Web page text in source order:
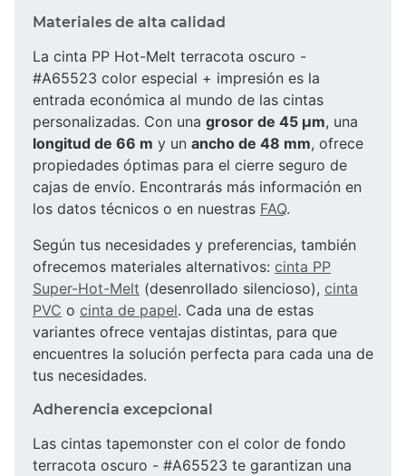
Materiales de alta calidad
La cinta PP Hot-Melt terracota oscuro -
#A65523 color especial + impresión es la
entrada económica al mundo de las cintas
personalizadas. Con una grosor de 45 µm, una
longitud de 66 m y un ancho de 48 mm, ofrece
propiedades óptimas para el cierre seguro de
cajas de envío. Encontrarás más información en
los datos técnicos o en nuestras FAQ.
Según tus necesidades y preferencias, también
ofrecemos materiales alternativos: cinta PP
Super-Hot-Melt (desenrollado silencioso), cinta
PVC o cinta de papel. Cada una de estas
variantes ofrece ventajas distintas, para que
encuentres la solución perfecta para cada una de
tus necesidades.
Adherencia excepcional
Las cintas tapemonster con el color de fondo
terracota oscuro - #A65523 te garantizan una